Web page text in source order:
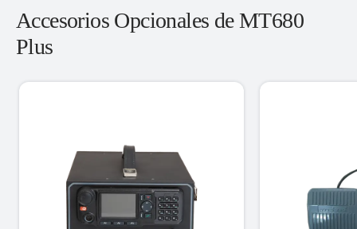
Accesorios Opcionales de MT680
Plus